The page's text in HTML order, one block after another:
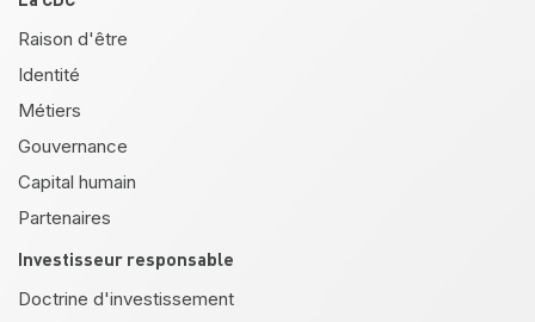
Raison d'être
Identité
Métiers
Gouvernance
Capital humain
Partenaires
Investisseur responsable
Doctrine d'investissement